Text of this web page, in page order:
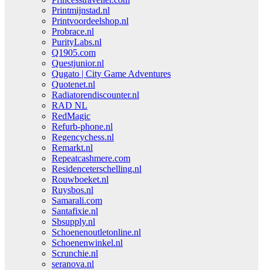
Printmijnstad.nl
Printvoordeelshop.nl
Probrace.nl
PurityLabs.nl
Q1905.com
Questjunior.nl
Qugato | City Game Adventures
Quotenet.nl
Radiatorendiscounter.nl
RAD NL
RedMagic
Refurb-phone.nl
Regencychess.nl
Remarkt.nl
Repeatcashmere.com
Residenceterschelling.nl
Rouwboeket.nl
Ruysbos.nl
Samarali.com
Santafixie.nl
Sbsupply.nl
Schoenenoutletonline.nl
Schoenenwinkel.nl
Scrunchie.nl
seranova.nl